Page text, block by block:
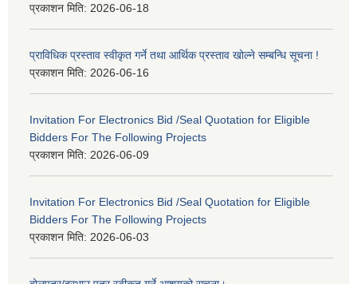
प्रकाशन मिति: 2026-06-18
प्राविधिक प्रस्ताव स्वीकृत गर्ने तथा आर्थिक प्रस्ताव खोल्ने सम्बन्धि सूचना !
प्रकाशन मिति: 2026-06-16
Invitation For Electronics Bid /Seal Quotation for Eligible
Bidders For The Following Projects
प्रकाशन मिति: 2026-06-09
Invitation For Electronics Bid /Seal Quotation for Eligible
Bidders For The Following Projects
प्रकाशन मिति: 2026-06-03